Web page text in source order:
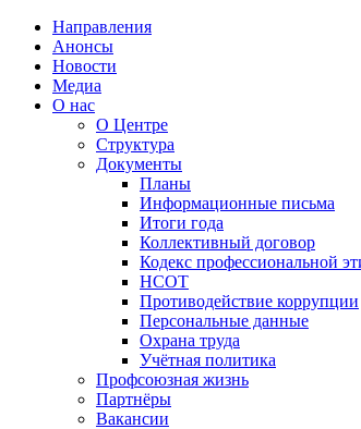
Направления
Анонсы
Новости
Медиа
О нас
О Центре
Структура
Документы
Планы
Информационные письма
Итоги года
Коллективный договор
Кодекс профессиональной
НСОТ
Противодействие коррупции
Персональные данные
Охрана труда
Учётная политика
Профсоюзная жизнь
Партнёры
Вакансии